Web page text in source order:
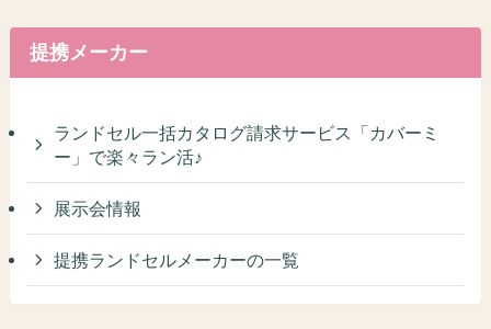
提携メーカー
ランドセル一括カタログ請求サービス「カバーミ
ー」で楽々ラン活♪
展示会情報
提携ランドセルメーカーの一覧